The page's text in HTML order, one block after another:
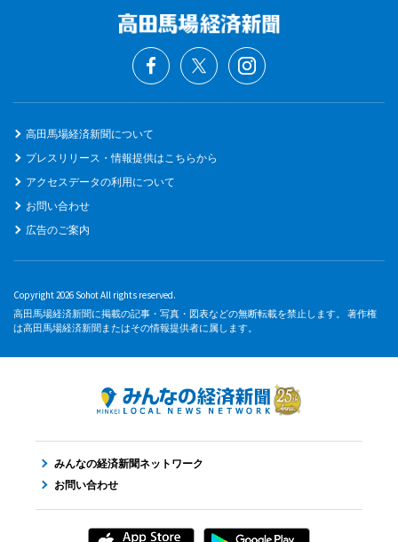
高田馬場経済新聞について
プレスリリース・情報提供はこちらから
アクセスデータの利用について
お問い合わせ
広告のご案内
Copyright 2026 Sohot All rights reserved.
高田馬場経済新聞に掲載の記事・写真・図表などの無断転載を禁止します。 著作権
は高田馬場経済新聞またはその情報提供者に属します。
みんなの経済新聞ネットワーク
お問い合わせ